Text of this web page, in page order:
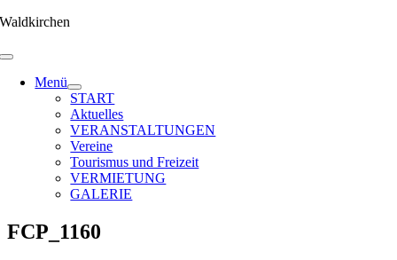
Zum
springen
Waldkirchen
Menü
START
Aktuelles
VERANSTALTUNGEN
Vereine
Tourismus und Freizeit
VERMIETUNG
GALERIE
FCP_1160